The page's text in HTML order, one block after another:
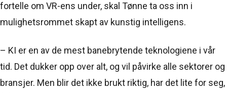
fortelle om VR-ens under, skal Tønne ta oss inn i
mulighetsrommet skapt av kunstig intelligens.
– KI er en av de mest banebrytende teknologiene i vår
tid. Det dukker opp over alt, og vil påvirke alle sektorer og
bransjer. Men blir det ikke brukt riktig, har det lite for seg,